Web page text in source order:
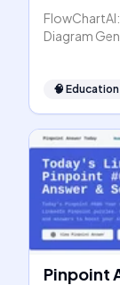
Diagram
🧠 Education
Pinpoint